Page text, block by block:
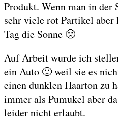
Produkt. Wenn man in der
sehr viele rot Partikel
Tag die Sonne 🙁
Auf Arbeit wurde ich
ein Auto 🙂 weil sie es
einen dunklen Haarton zu
immer als Pumukel aber
leider nicht erlaubt.